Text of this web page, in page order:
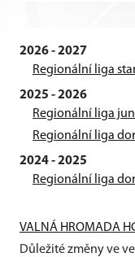
2026 - 2027
Regionální liga
2025 - 2026
Regionální liga
Regionální liga
2024 - 2025
Regionální liga
VALNÁ HROMADA
Důležité změny ve